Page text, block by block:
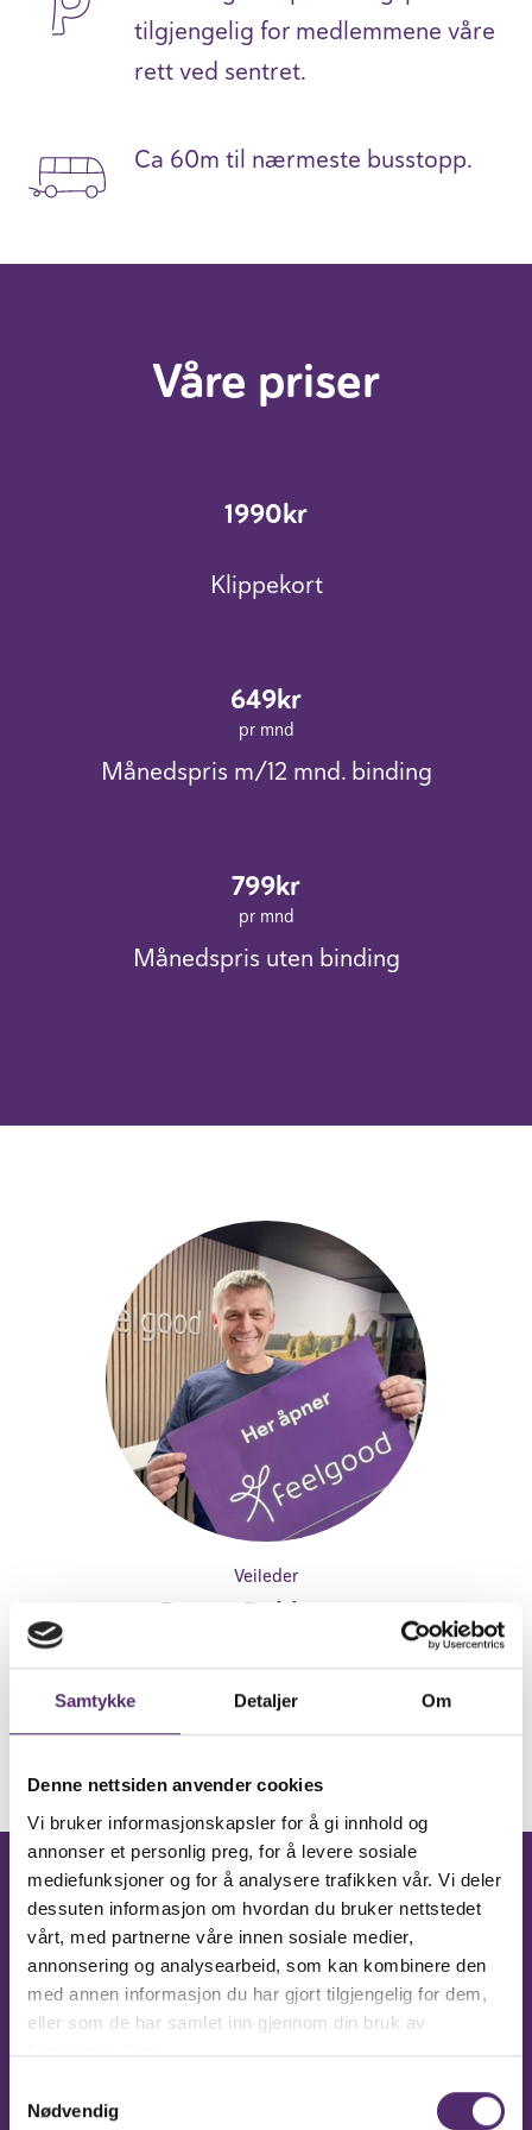
Samtykke Detaljer Om
Denne nettsiden anvender cookies
Vi bruker informasjonskapsler for å gi innhold og
annonser et personlig preg, for å levere sosiale
mediefunksjoner og for å analysere trafikken vår. Vi deler
dessuten informasjon om hvordan du bruker nettstedet
vårt, med partnerne våre innen sosiale medier,
annonsering og analysearbeid, som kan kombinere den
med annen informasjon du har gjort tilgjengelig for dem,
eller som de har samlet inn gjennom din bruk av
tjenestene deres.
Nødvendig
tilgjengelig for medlemmene våre
rett ved sentret.
Ca 60m til nærmeste busstopp.
Våre priser
1990kr
Klippekort
649kr
pr mnd
Månedspris m/12 mnd. binding
799kr
pr mnd
Månedspris uten binding
Veileder
Ronny Dahl­strøm
922 40 228
Facebook
Feelgood
Vollebekk
Følg på Facebook